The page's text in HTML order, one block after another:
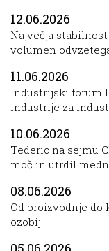
12.06.2026
Največja
volumen
11.06.2026
Industrijski forum
industrije za
10.06.2026
Tederic na sejmu
moč in utrdil
08.06.2026
Od proizvodnje
ozobij